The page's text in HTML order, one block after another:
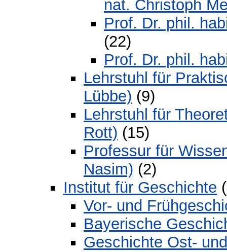
nat. Christoph
Prof. Dr. phil.
(22)
Prof. Dr. phil.
Lehrstuhl für
Lübbe) (9)
Lehrstuhl für
Rott) (15)
Professur für
Nasim) (2)
Institut für Geschichte
Vor- und
Bayerische
Geschichte Ost-